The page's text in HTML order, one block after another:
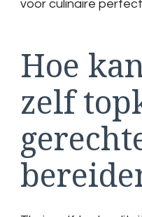
voor culinaire
Hoe
zelf